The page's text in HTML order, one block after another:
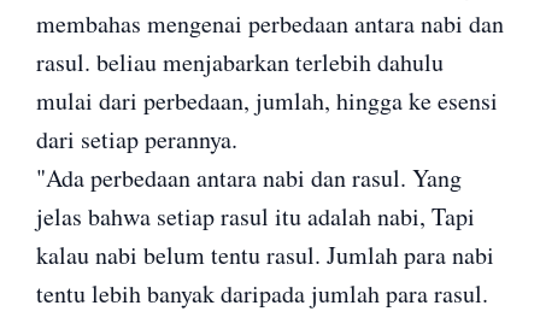
membahas mengenai perbedaan antara nabi dan
rasul. beliau menjabarkan terlebih dahulu
mulai dari perbedaan, jumlah, hingga ke esensi
dari setiap perannya.
"Ada perbedaan antara nabi dan rasul. Yang
jelas bahwa setiap rasul itu adalah nabi, Tapi
kalau nabi belum tentu rasul. Jumlah para nabi
tentu lebih banyak daripada jumlah para rasul.